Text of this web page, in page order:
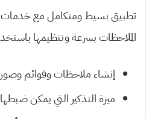
الملاحظات بسرعة وتنظيمها
إنشاء ملاحظات وقوائم وصور
ميزة التذكير التي يمكن